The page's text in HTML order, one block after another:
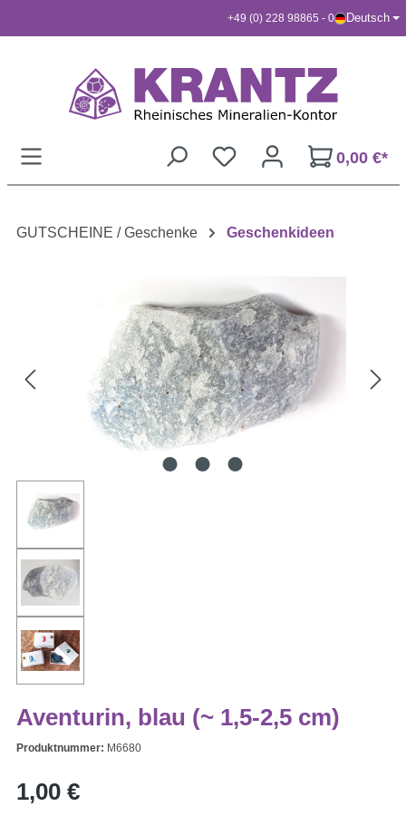
+49 (0) 228 98865 - 0 Deutsch
0,00 €*
GUTSCHEINE / Geschenke Geschenkideen
Aventurin, blau (~ 1,5-2,5 cm)
Produktnummer: M6680
Regulärer Preis:
1,00 €